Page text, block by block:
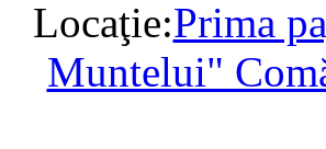
Locaţie:Prima
Muntelui"